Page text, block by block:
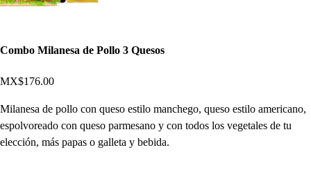
Combo Milanesa de Pollo 3 Quesos
MX$176.00
Milanesa de pollo con queso estilo manchego, queso estilo americano,
espolvoreado con queso parmesano y con todos los vegetales de tu
elección, más papas o galleta y bebida.